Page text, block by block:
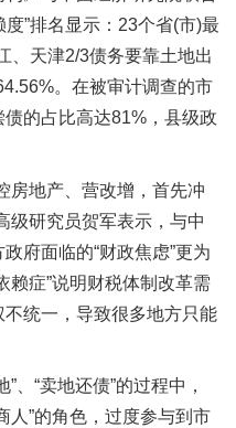
”排名显示：23个省(市)最
、天津2/3债务要靠土地出
。在被审计调查的市
的占比高达81%，县级政
房地产、营改增，首先冲
级研究员贺军表示，与中
府面临的“财政焦虑”更为
赖症”说明财税体制改革需
统一，导致很多地方只能
、“卖地还债”的过程中，
人”的角色，过度参与到市